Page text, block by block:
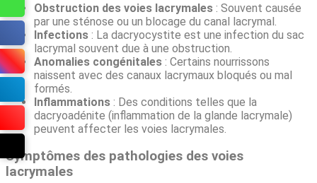
Obstruction des voies lacrymales : Souvent causée
par une sténose ou un blocage du canal lacrymal.
Infections : La dacryocystite est une infection du sac
lacrymal souvent due à une obstruction.
Anomalies congénitales : Certains nourrissons
naissent avec des canaux lacrymaux bloqués ou mal
formés.
Inflammations : Des conditions telles que la
dacryoadénite (inflammation de la glande lacrymale)
peuvent affecter les voies lacrymales.
Symptômes des pathologies des voies
lacrymales